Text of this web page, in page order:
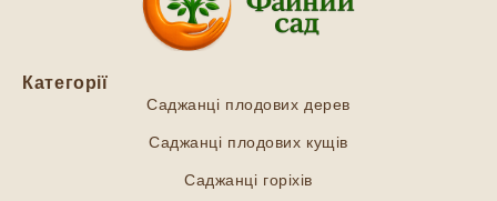
Категорії
Саджанці плодових дерев
Саджанці плодових кущів
Саджанці горіхів